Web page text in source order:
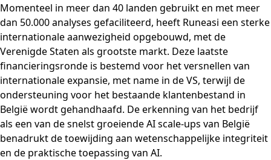
Momenteel in meer dan 40 landen gebruikt en met meer
dan 50.000 analyses gefaciliteerd, heeft Runeasi een sterke
internationale aanwezigheid opgebouwd, met de
Verenigde Staten als grootste markt. Deze laatste
financieringsronde is bestemd voor het versnellen van
internationale expansie, met name in de VS, terwijl de
ondersteuning voor het bestaande klantenbestand in
België wordt gehandhaafd. De erkenning van het bedrijf
als een van de snelst groeiende AI scale-ups van België
benadrukt de toewijding aan wetenschappelijke integriteit
en de praktische toepassing van AI.